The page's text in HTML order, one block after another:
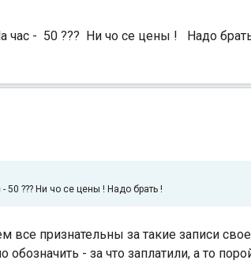
час - 50 ??? Ни чо се цены ! Надо
50 ??? Ни чо се цены ! Надо брать !
все признательны за такие записи
обозначить - за что заплатили, а то